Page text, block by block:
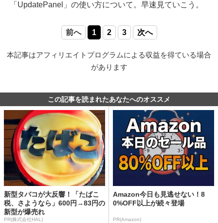
「UpdatePanel」の使い方について。早速見ていこう。
前へ 1 2 3 次へ
本記事はアフィリエイトプログラムによる収益を得ている場合
があります
この記事を読まれたあなたへのオススメ
新型タバコが大反響！「たばこ
税、さようなら」600円→83円の
新型が爆売れ
PR(株式会社HAL)
Amazon今日も見逃せない！8
0%OFF以上が続々登場
PR(Amazon)